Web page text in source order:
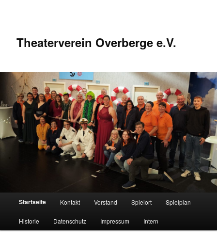
Theaterverein Overberge e.V.
HauptmenüStartseite Kontakt Vorstand Spielort Spielplan
Historie Datenschutz Impressum Intern